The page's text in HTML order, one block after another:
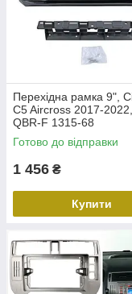
Перехідна рамка 9",
C5 Aircross 2017-
QBR-F 1315-68
Готово до відправки
1 456 ₴
Купити